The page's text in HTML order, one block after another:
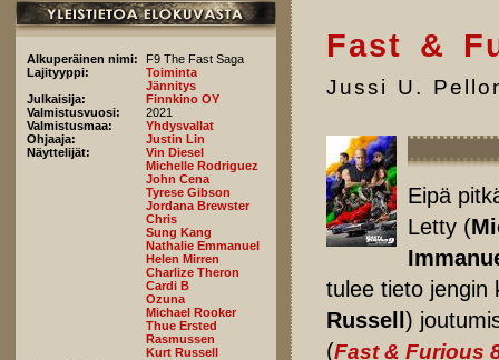
Alkuperäinen nimi:
F9 The Fast Saga
Lajityyppi:
Toiminta
Jännitys
Julkaisija:
Finnkino OY
Valmistusvuosi:
2021
Valmistusmaa:
Yhdysvallat
Ohjaaja:
Justin Lin
Näyttelijät:
Vin Diesel
Michelle Rodriguez
John Cena
Tyrese Gibson
Jordana Brewster
Chris
Sung Kang
Nathalie Emmanuel
Helen Mirren
Charlize Theron
Cardi B
Ozuna
Michael Rooker
Thue Ersted
Rasmussen
Kurt Russell
Fast &
Jussi U.
Eipä
Letty (
tulee tieto jengin
Russell)
(Fast & Furious